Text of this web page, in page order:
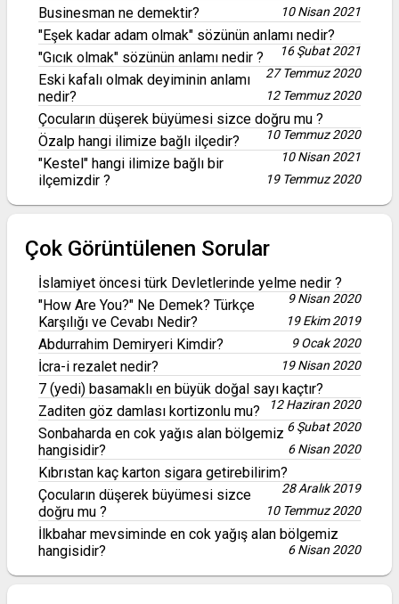
Businesman ne demektir? 10 Nisan 2021
"Eşek kadar adam olmak" sözünün anlamı nedir?
16 Şubat 2021
"Gıcık olmak" sözünün anlamı nedir ?
27 Temmuz 2020
Eski kafalı olmak deyiminin anlamı
nedir?
12 Temmuz 2020
Çocuların düşerek büyümesi sizce doğru mu ?
10 Temmuz 2020
Özalp hangi ilimize bağlı ilçedir?
10 Nisan 2021
"Kestel" hangi ilimize bağlı bir
ilçemizdir ?
19 Temmuz 2020
Çok Görüntülenen Sorular
İslamiyet öncesi türk Devletlerinde yelme nedir ?
9 Nisan 2020
"How Are You?" Ne Demek? Türkçe
Karşılığı ve Cevabı Nedir?
19 Ekim 2019
Abdurrahim Demiryeri Kimdir? 9 Ocak 2020
İcra-i rezalet nedir? 19 Nisan 2020
7 (yedi) basamaklı en büyük doğal sayı kaçtır?
12 Haziran 2020
Zaditen göz damlası kortizonlu mu?
6 Şubat 2020
Sonbaharda en cok yağıs alan bölgemiz
hangisidir?
6 Nisan 2020
Kıbrıstan kaç karton sigara getirebilirim?
28 Aralık 2019
Çocuların düşerek büyümesi sizce
doğru mu ?
10 Temmuz 2020
İlkbahar mevsiminde en cok yağış alan bölgemiz
hangisidir?
6 Nisan 2020